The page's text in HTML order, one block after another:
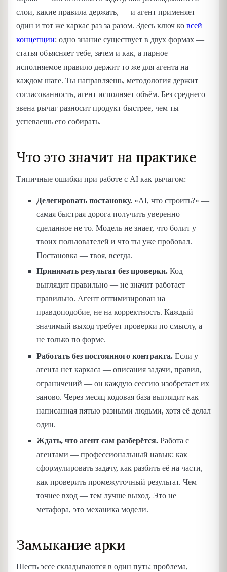
слои, какие правила держать, — и агент применяет
один и тот же каркас раз за разом. Здесь ключ ко всей
концепции: одно знание существует в двух формах —
статья объясняет тебе, зачем и как, а парное
исполняемое правило держит то же для агента на
каждом шаге. Ты направляешь, методология держит
согласованность, агент исполняет объём. Без среднего
звена рычаг разносит продукт быстрее, чем ты
успеваешь его собирать.
Что это значит на практике
Типичные ошибки при работе с AI как рычагом:
Делегировать постановку. «AI, что строить?» —
самая быстрая дорога получить уверенно
сделанное не то. Модель не знает, что болит у
твоих пользователей и что ты уже пробовал.
Постановка — твоя, всегда.
Принимать результат без проверки. Код
выглядит правильно — не значит работает
правильно. Агент оптимизирован на
правдоподобие, не на корректность. Каждый
значимый выход требует проверки по смыслу, а
не только по форме.
Работать без постоянного контракта. Если у
агента нет каркаса — описания задачи, правил,
ограничений — он каждую сессию изобретает их
заново. Через месяц кодовая база выглядит как
написанная пятью разными людьми, хотя её делал
один.
Ждать, что агент сам разберётся. Работа с
агентами — профессиональный навык: как
сформулировать задачу, как разбить её на части,
как проверить промежуточный результат. Чем
точнее вход — тем лучше выход. Это не
метафора, это механика модели.
Замыкание арки
Шесть эссе складываются в один путь: проблема,